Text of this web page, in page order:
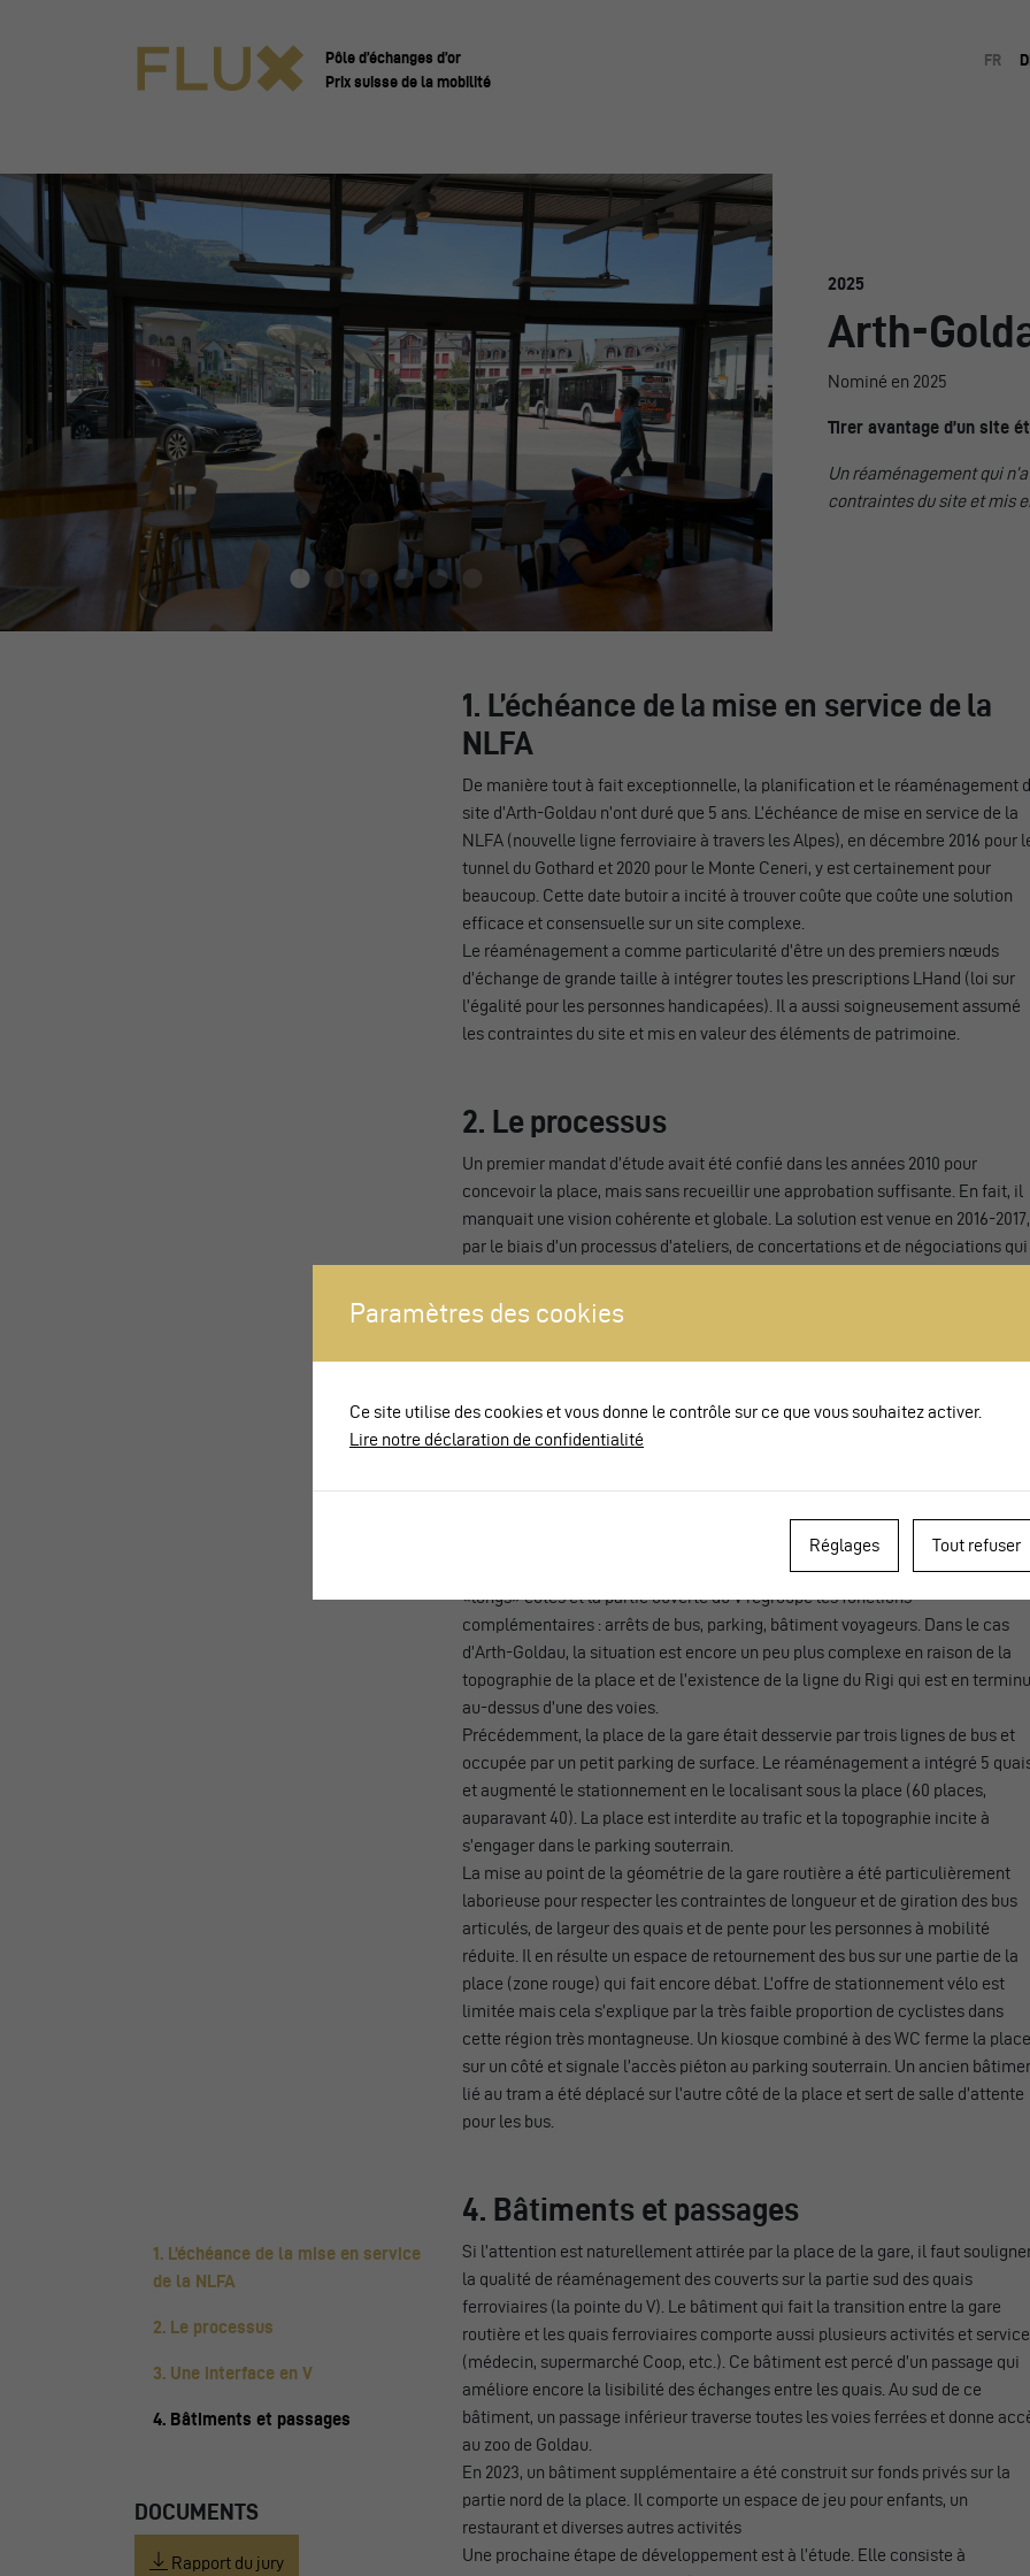
Pôle d’échanges d’or
Prix suisse de la mobilité
FR
2025
Arth-
Nominé en 2025
Tirer avantage d’un site
Un réaménagement qui
contraintes du site et mis
1. L’échéance de la mise en service
de la NLFA
2. Le processus
3. Une interface en V
4. Bâtiments et passages
DOCUMENTS
Rapport du jury
1. L’échéance de la mise en service de la
NLFA
De manière tout à fait exceptionnelle, la planification et le réaménagement
site d’Arth-Goldau n’ont duré que 5 ans. L’échéance de mise en service de la
NLFA (nouvelle ligne ferroviaire à travers les Alpes), en décembre 2016 pour
tunnel du Gothard et 2020 pour le Monte Ceneri, y est certainement pour
beaucoup. Cette date butoir a incité à trouver coûte que coûte une solution
efficace et consensuelle sur un site complexe.
Le réaménagement a comme particularité d’être un des premiers nœuds
d’échange de grande taille à intégrer toutes les prescriptions LHand (loi sur
l’égalité pour les personnes handicapées). Il a aussi soigneusement assumé
les contraintes du site et mis en valeur des éléments de patrimoine.
2. Le processus
Un premier mandat d’étude avait été confié dans les années 2010 pour
concevoir la place, mais sans recueillir une approbation suffisante. En fait, il
manquait une vision cohérente et globale. La solution est venue en 2016-2017,
par le biais d’un processus d’ateliers, de concertations et de négociations qui
assemblées communales et des votations ont jalonné ce processus.
Entretemps et dès 2014, le rehaussement d’une partie des quais ferroviaires
de ligne ferroviaire. Cette configuration, en triangle ou en V, existe
à Zoug, Sargans ou Bülach. En général, les quais ferroviaires sont sur les deux
«longs» côtés et la partie ouverte du V regroupe les fonctions
complémentaires : arrêts de bus, parking, bâtiment voyageurs. Dans le cas
d’Arth-Goldau, la situation est encore un peu plus complexe en raison de la
topographie de la place et de l’existence de la ligne du Rigi qui est en
au-dessus d’une des voies.
Précédemment, la place de la gare était desservie par trois lignes de bus et
occupée par un petit parking de surface. Le réaménagement a intégré 5
et augmenté le stationnement en le localisant sous la place (60 places,
auparavant 40). La place est interdite au trafic et la topographie incite à
s’engager dans le parking souterrain.
La mise au point de la géométrie de la gare routière a été particulièrement
laborieuse pour respecter les contraintes de longueur et de giration des bus
articulés, de largeur des quais et de pente pour les personnes à mobilité
réduite. Il en résulte un espace de retournement des bus sur une partie de la
place (zone rouge) qui fait encore débat. L’offre de stationnement vélo est
limitée mais cela s’explique par la très faible proportion de cyclistes dans
cette région très montagneuse. Un kiosque combiné à des WC ferme la place
sur un côté et signale l’accès piéton au parking souterrain. Un ancien
lié au tram a été déplacé sur l’autre côté de la place et sert de salle d’attente
pour les bus.
4. Bâtiments et passages
Si l’attention est naturellement attirée par la place de la gare, il faut
la qualité de réaménagement des couverts sur la partie sud des quais
ferroviaires (la pointe du V). Le bâtiment qui fait la transition entre la gare
routière et les quais ferroviaires comporte aussi plusieurs activités et
(médecin, supermarché Coop, etc.). Ce bâtiment est percé d’un passage qui
améliore encore la lisibilité des échanges entre les quais. Au sud de ce
bâtiment, un passage inférieur traverse toutes les voies ferrées et donne
au zoo de Goldau.
En 2023, un bâtiment supplémentaire a été construit sur fonds privés sur la
partie nord de la place. Il comporte un espace de jeu pour enfants, un
restaurant et diverses autres activités
Une prochaine étape de développement est à l’étude. Elle consiste à
Paramètres des cookies
Ce site utilise des cookies et vous donne le contrôle sur ce que vous souhaitez activer.
Lire notre déclaration de confidentialité
Réglages Tout refuser